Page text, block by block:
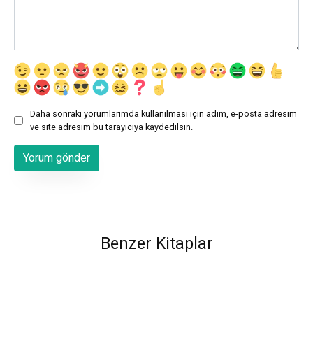
Daha sonraki yorumlarımda kullanılması için adım, e-posta adresim
ve site adresim bu tarayıcıya kaydedilsin.
Benzer Kitaplar